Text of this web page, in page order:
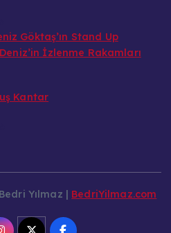
Göktaş’ın Stand Up
İzlenme Rakamları
Kantar
Yılmaz | BedriYilmaz.com